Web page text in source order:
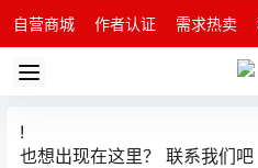
自营商城 作者认证 需求热卖
!
也想出现在这里？ 联系我们吧